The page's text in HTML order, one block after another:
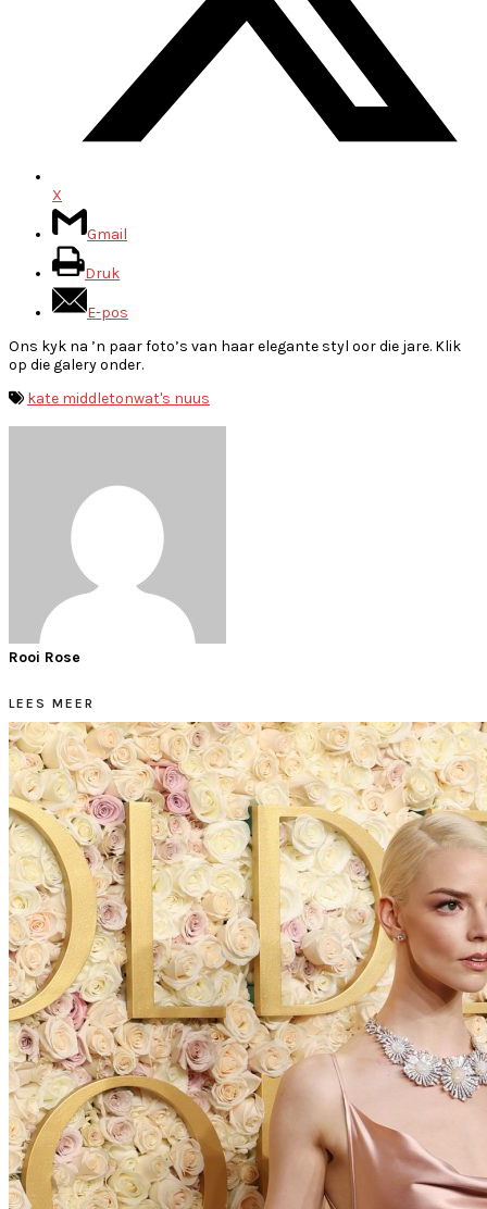
X
Gmail
Druk
E-pos
Ons kyk na ’n paar foto’s van haar elegante styl oor die jare. Klik
op die galery onder.
kate middletonwat's nuus
Rooi Rose
LEES MEER